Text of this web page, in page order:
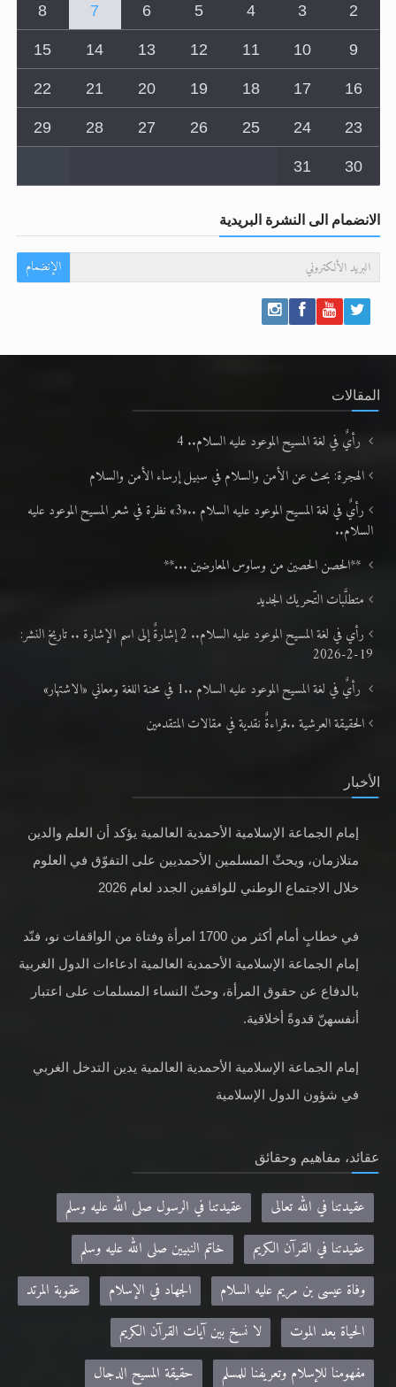
2
3
4
5
6
7
8
9
10
11
12
13
14
15
16
17
18
19
20
21
22
23
24
25
26
27
28
29
30
31
الانضمام الى النشرة البريدية
الإنضمام
المقالات
رأيٌ في لغة المسيح الموعود عليه السلام.. 4
الهجرة: بحث عن الأمن والسلام في سبيل إرساء الأمن والسلام
رأيٌ في لغة المسيح الموعود عليه السلام ..«3» نظرة في شعر المسيح الموعود عليه
السلام..
**الحصن الحصين من وساوس المعارضين ...**
متطلَّبات التّحريك الجديد
رأي في لغة المسيح الموعود عليه السلام.. 2 إشارةٌ إلى اسم الإشارة .. تاريخ النشر:
19-2-2026
رأيٌ في لغة المسيح الموعود عليه السلام ..1 في محنة اللغة ومعاني «الاشتهار»
الحقيقة العرشية ..قراءةٌ نقدية في مقالات المتقدمين
الأخبار
إمام الجماعة الإسلامية الأحمدية العالمية يؤكد أن العلم والدين
متلازمان، ويحثّ المسلمين الأحمديين على التفوّق في العلوم
خلال الاجتماع الوطني للواقفين الجدد لعام 2026
في خطابٍ أمام أكثر من 1700 امرأة وفتاة من الواقفات نو، فنّد
إمام الجماعة الإسلامية الأحمدية العالمية ادعاءات الدول الغربية
بالدفاع عن حقوق المرأة، وحثّ النساء المسلمات على اعتبار
أنفسهنّ قدوةً أخلاقية.
إمام الجماعة الإسلامية الأحمدية العالمية يدين التدخل الغربي
في شؤون الدول الإسلامية
عقائد، مفاهيم وحقائق
عقيدتنا في الله تعالى
عقيدتنا في الرسول صلى الله عليه وسلم
عقيدتنا في القرآن الكريم
خاتم النبيين صلى الله عليه وسلم
وفاة عيسى بن مريم عليه السلام
الجهاد في الإسلام
عقوبة المرتد
الحياة بعد الموت
لا نسخ بين آيات القرآن الكريم
مفهومنا للإسلام وتعريفنا للمسلم
حقيقة المسيح الدجال